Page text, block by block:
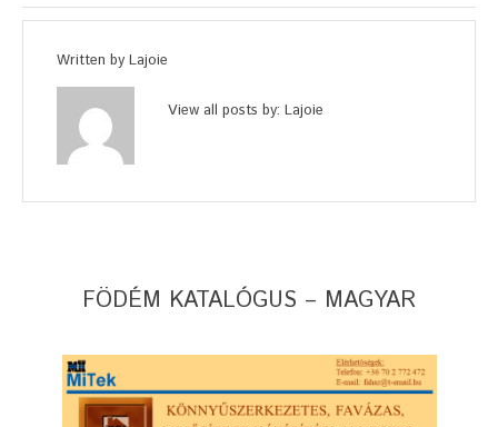
Written by Lajoie
View all posts by: Lajoie
FÖDÉM KATALÓGUS – MAGYAR